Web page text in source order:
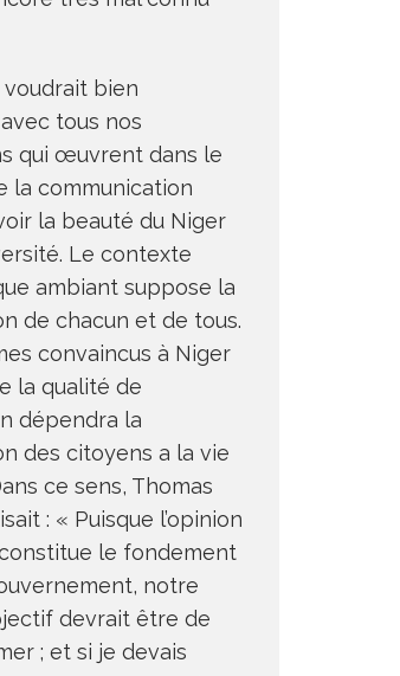
bien
tous nos
qui œuvrent dans le
la communication
la beauté du Niger
Le contexte
ambiant suppose la
de chacun et de tous.
convaincus à Niger
la qualité de
dépendra la
des citoyens a la vie
ce sens, Thomas
: « Puisque l’opinion
le fondement
notre
devrait être de
; et si je devais